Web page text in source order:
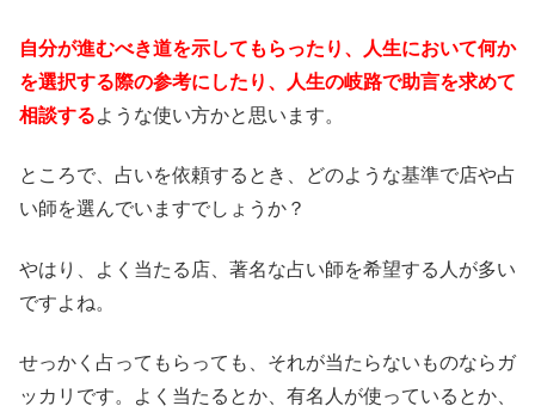
自分が進むべき道を示してもらったり、人生において何か
を選択する際の参考にしたり、人生の岐路で助言を求めて
相談するような使い方かと思います。
ところで、占いを依頼するとき、どのような基準で店や占
い師を選んでいますでしょうか？
やはり、よく当たる店、著名な占い師を希望する人が多い
ですよね。
せっかく占ってもらっても、それが当たらないものならガ
ッカリです。よく当たるとか、有名人が使っているとか、